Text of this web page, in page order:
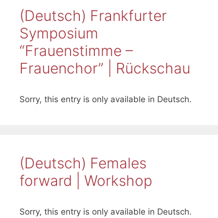
(Deutsch) Frankfurter
Symposium
“Frauenstimme –
Frauenchor” | Rückschau
Sorry, this entry is only available in Deutsch.
(Deutsch) Females
forward | Workshop
Sorry, this entry is only available in Deutsch.